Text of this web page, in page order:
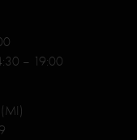
– 19:00